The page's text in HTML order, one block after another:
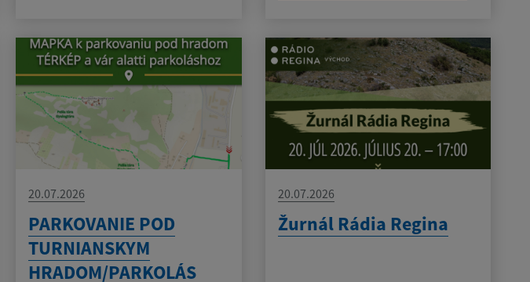
20.07.2026
PARKOVANIE POD
TURNIANSKYM
HRADOM/PARKOLÁS
20.07.2026
Žurnál Rádia Regina